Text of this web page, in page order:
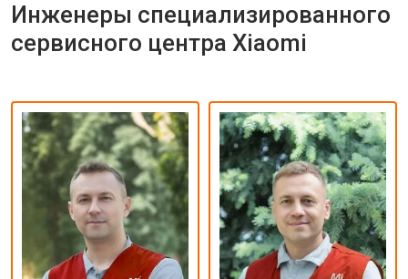
Инженеры специализированного
сервисного центра Xiaomi